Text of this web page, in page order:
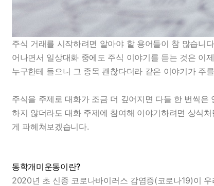
주식 거래를 시작하려면 알아야 할 용어들이 참 많습니
어나면서 일상대화 중에도 주식 이야기를 듣는 것은 이
누구한테 들으니 그 종목 괜찮다더라 같은 이야기가 주
주식을 주제로 대화가 조금 더 깊어지면 다들 한 번씩
하지 않더라도 대화 주제에 참여해 이야기하려면 상식
게 파헤쳐보겠습니다.
동학개미운동이란?
2020년 초 신종 코로나바이러스 감염증(코로나19)이